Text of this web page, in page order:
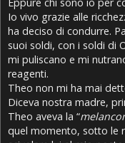
Eppure chi sono io per
Io vivo grazie alle
ha deciso di condurre.
suoi soldi, con i soldi di
mi puliscano e mi
reagenti.
Theo non mi ha mai
Diceva nostra madre,
Theo aveva la “
quel momento, sotto le